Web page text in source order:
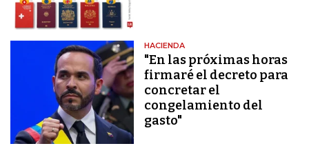
HACIENDA
"En las próximas horas
firmaré el decreto para
concretar el
congelamiento del
gasto"